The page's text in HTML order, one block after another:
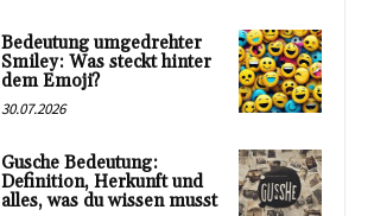
Bedeutung umgedrehter
Smiley: Was steckt hinter
dem Emoji?
30.07.2026
Gusche Bedeutung:
Definition, Herkunft und
alles, was du wissen musst